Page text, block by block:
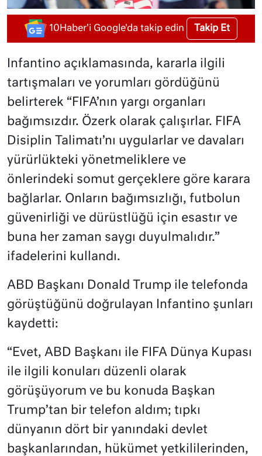
10Haber'i Google'da takip edin Takip Et
Infantino açıklamasında, kararla ilgili
tartışmaları ve yorumları gördüğünü
belirterek “FIFA’nın yargı organları
bağımsızdır. Özerk olarak çalışırlar. FIFA
Disiplin Talimatı’nı uygularlar ve davaları
yürürlükteki yönetmeliklere ve
önlerindeki somut gerçeklere göre karara
bağlarlar. Onların bağımsızlığı, futbolun
güvenirliği ve dürüstlüğü için esastır ve
buna her zaman saygı duyulmalıdır.”
ifadelerini kullandı.
ABD Başkanı Donald Trump ile telefonda
görüştüğünü doğrulayan Infantino şunları
kaydetti:
“Evet, ABD Başkanı ile FIFA Dünya Kupası
ile ilgili konuları düzenli olarak
görüşüyorum ve bu konuda Başkan
Trump’tan bir telefon aldım; tıpkı
dünyanın dört bir yanındaki devlet
başkanlarından, hükümet yetkililerinden,